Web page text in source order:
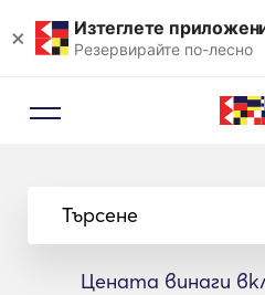
× Изтеглете
Резервирайте по-лесно
Търсене
Цената винаги